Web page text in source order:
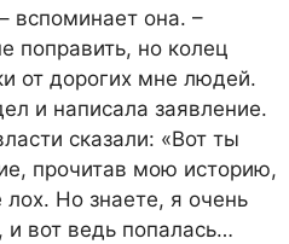
вспоминает она. –
поправить, но колец
от дорогих мне людей.
и написала заявление.
сказали: «Вот ты
прочитав мою историю,
Но знаете, я очень
вот ведь попалась…